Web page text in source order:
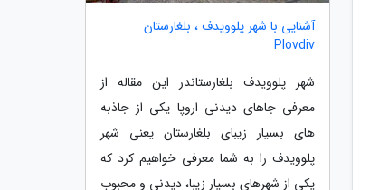
آشنایی با شهر پلوویدف ، بلغارستان
Plovdiv
شهر پلوویدف بلغارستاندر این مقاله از
معرفی جاهای دیدنی اروپا یکی از جاذبه
های بسیار زیبای بلغارستان یعنی شهر
پلوویدف را به شما معرفی خواهیم کرد که
یکی از شهرهای بسیار زیبا، دیدنی و محبوب